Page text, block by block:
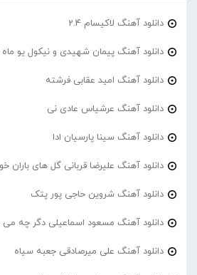
دانلود آهنگ لاکیسام 2.4
دانلود آهنگ پیمان شهیدی و نیکول یو ماه
دانلود آهنگ امید عقابی فرشته
دانلود آهنگ عرشیاس عادی نی
دانلود آهنگ سینا پارسیان ادا
دانلود آهنگ علیرضا قربانی گل های باران
دانلود آهنگ شروین حاجی پور پتک
دانلود آهنگ مسعود اسماعیلی دگر چه
دانلود آهنگ علی میرصادقی جعبه سیاه